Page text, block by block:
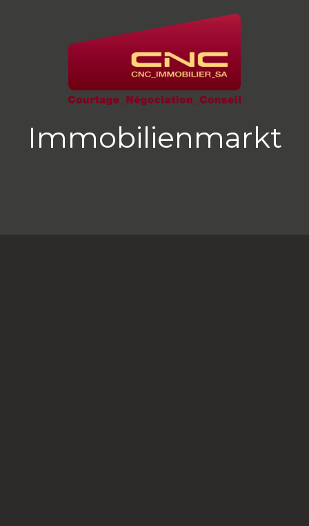
Immobilienmarkt